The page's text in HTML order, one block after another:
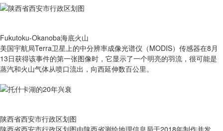
Fukutoku-Okanoba海底火山
美国宇航局Terra卫星上的中分辨率成像光谱仪（MODIS）传感器在8月
13日获得该事件的第一张图像时，它显示了一个明亮的羽流，很可能是
蒸汽和火山气体从喷口流出，向西延伸数百公里。
陕西省西安市行政区划图